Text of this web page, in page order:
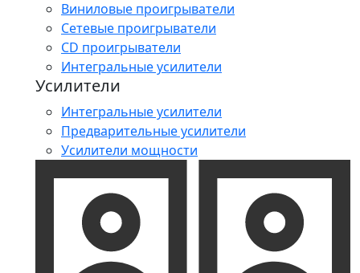
Виниловые проигрыватели
Сетевые проигрыватели
CD проигрыватели
Интегральные усилители
Усилители
Интегральные усилители
Предварительные усилители
Усилители мощности